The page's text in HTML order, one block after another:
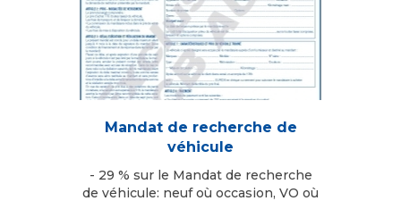
Mandat de recherche de
véhicule
- 29 % sur le Mandat de recherche
de véhicule: neuf où occasion, VO où